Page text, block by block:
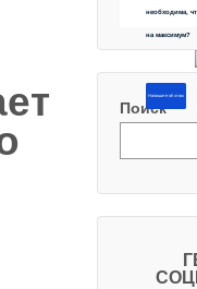
необходима,
на максимум?
Напишите об этом
Поиск